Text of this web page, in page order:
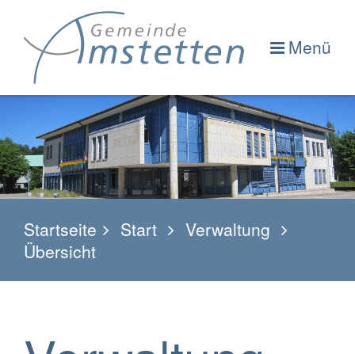
Menü
Startseite Start
Verwaltung
Übersicht